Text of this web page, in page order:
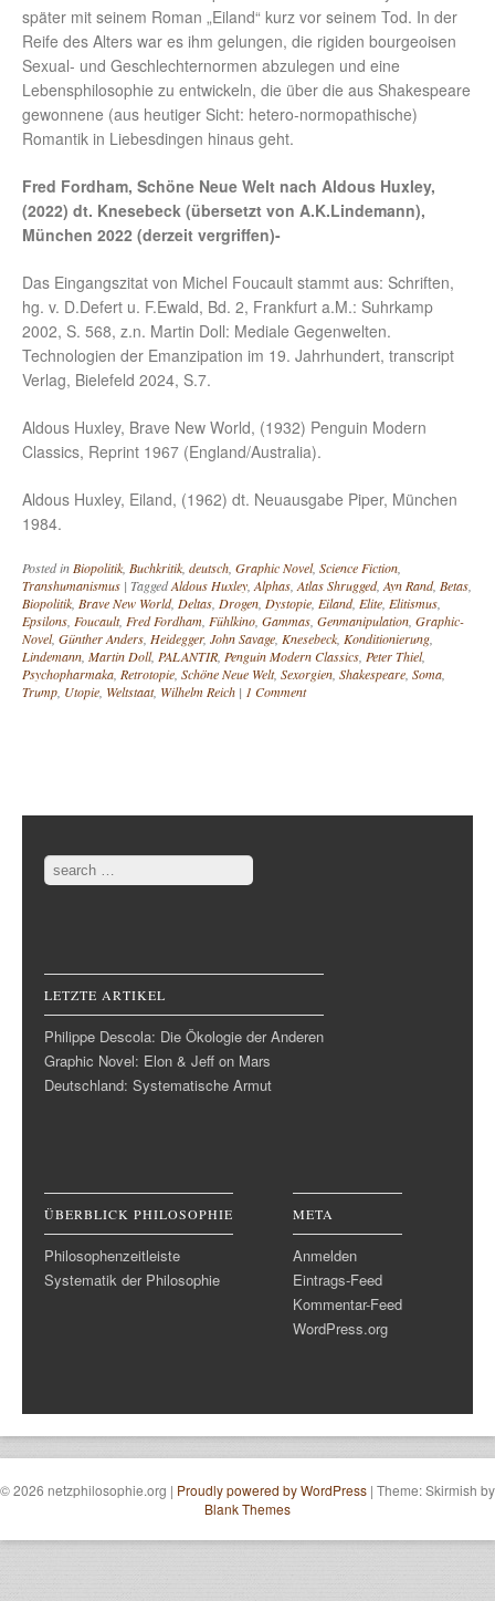
später mit seinem Roman „Eiland“ kurz vor seinem Tod. In der
Reife des Alters war es ihm gelungen, die rigiden bourgeoisen
Sexual- und Geschlechternormen abzulegen und eine
Lebensphilosophie zu entwickeln, die über die aus Shakespeare
gewonnene (aus heutiger Sicht: hetero-normopathische)
Romantik in Liebesdingen hinaus geht.
Fred Fordham, Schöne Neue Welt nach Aldous Huxley,
(2022) dt. Knesebeck (übersetzt von A.K.Lindemann),
München 2022 (derzeit vergriffen)-
Das Eingangszitat von Michel Foucault stammt aus: Schriften,
hg. v. D.Defert u. F.Ewald, Bd. 2, Frankfurt a.M.: Suhrkamp
2002, S. 568, z.n. Martin Doll: Mediale Gegenwelten.
Technologien der Emanzipation im 19. Jahrhundert, transcript
Verlag, Bielefeld 2024, S.7.
Aldous Huxley, Brave New World, (1932) Penguin Modern
Classics, Reprint 1967 (England/Australia).
Aldous Huxley, Eiland, (1962) dt. Neuausgabe Piper, München
1984.
Posted inBiopolitik, Buchkritik, deutsch, Graphic Novel, Science Fiction,
Transhumanismus | TaggedAldous Huxley,Alphas,Atlas Shrugged,Ayn Rand, Betas,
Biopolitik, Brave New World, Deltas, Drogen, Dystopie, Eiland, Elite, Elitismus,
Epsilons, Foucault, Fred Fordham, Fühlkino, Gammas, Genmanipulation, Graphic-
Novel, Günther Anders, Heidegger, John Savage, Knesebeck, Konditionierung,
Lindemann, Martin Doll, PALANTIR, Penguin Modern Classics, Peter Thiel,
Psychopharmaka, Retrotopie, Schöne Neue Welt, Sexorgien, Shakespeare, Soma,
Trump, Utopie, Weltstaat, Wilhelm Reich | 1 Comment
Post navigation
Search
LETZTE ARTIKEL
Philippe Descola: Die Ökologie der Anderen
Graphic Novel: Elon & Jeff on Mars
Deutschland: Systematische Armut
ÜBERBLICK PHILOSOPHIE
Philosophenzeitleiste
Systematik der Philosophie
META
Anmelden
Eintrags-Feed
Kommentar-Feed
WordPress.org
© 2026 netzphilosophie.org | Proudly powered by WordPress | Theme: Skirmish by
Blank Themes